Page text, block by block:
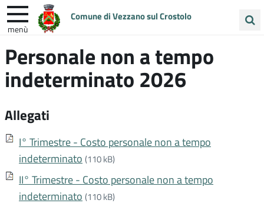
Comune di Vezzano sul Crostolo
menù
nel
sito
ENTRA IN COMUNE VIVI VEZZANO
UNIONE COLLINE MATILDICHE
Personale non a tempo
indeterminato 2026
Allegati
I° Trimestre - Costo personale non a tempo
indeterminato (110 kB)
II° Trimestre - Costo personale non a tempo
indeterminato (110 kB)